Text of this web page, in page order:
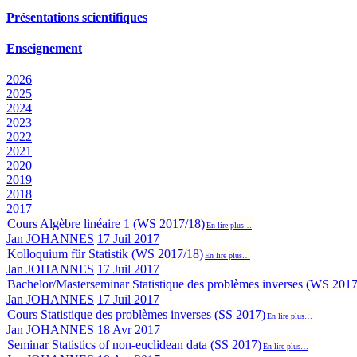
Présentations scientifiques
Enseignement
2026
2025
2024
2023
2022
2021
2020
2019
2018
2017
Cours Algèbre linéaire 1 (WS 2017/18)En lire plus…
Jan JOHANNES 17 Juil 2017
Kolloquium für Statistik (WS 2017/18)En lire plus…
Jan JOHANNES 17 Juil 2017
Bachelor/Masterseminar Statistique des problèmes inverses (WS
Jan JOHANNES 17 Juil 2017
Cours Statistique des problèmes inverses (SS 2017)En lire plus…
Jan JOHANNES 18 Avr 2017
Seminar Statistics of non-euclidean data (SS 2017)En lire plus…